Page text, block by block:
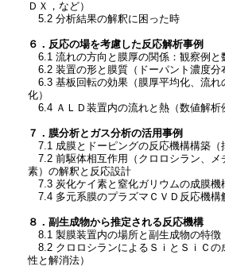
ＤＸ，など）
5.2 分析結果の解釈に困った時
６．反応の場を考慮した反応解析事例
6.1 流れの方向と膜厚の関係：観察例と
6.2 装置の形と膜質（ドーパント濃度分
6.3 基板回転の効果（膜厚平均化、流れ
化）
6.4 ＡＬＤ装置内の流れと熱（数値解析
７．膜分析とガス分析の活用事例
7.1 成膜とドーピングの反応機構構築（
7.2 前駆体相互作用（クロロシラン、メ
素）の解釈と反応設計
7.3 炭化ケイ素と窒化ガリウムの成膜機
7.4 多元系膜のプラズマＣＶＤ反応機構
８．副生成物から推定される反応機構
8.1 製膜装置内の場所と副生成物の特徴
8.2 クロロシランによるＳｉとＳｉＣの
性と解消法）